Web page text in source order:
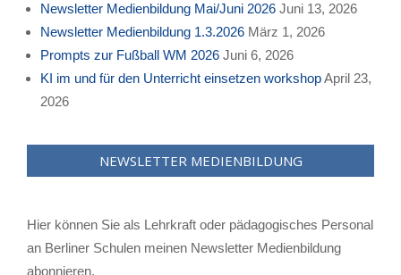
Newsletter Medienbildung Mai/Juni 2026 Juni 13, 2026
Newsletter Medienbildung 1.3.2026 März 1, 2026
Prompts zur Fußball WM 2026 Juni 6, 2026
KI im und für den Unterricht einsetzen workshopApril 23,
2026
NEWSLETTER MEDIENBILDUNG
Hier können Sie als Lehrkraft oder pädagogisches Personal
an Berliner Schulen meinen Newsletter Medienbildung
abonnieren.